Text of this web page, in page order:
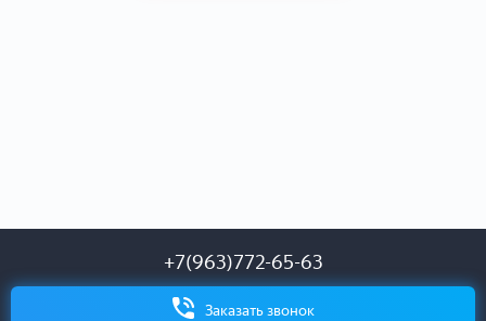
+7(963)772-65-63
Заказать звонок